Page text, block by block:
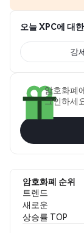
오늘 XPC에 대
강
암호화폐
그인하세
암호화폐 순위
트렌드
새로운
상승률 TOP